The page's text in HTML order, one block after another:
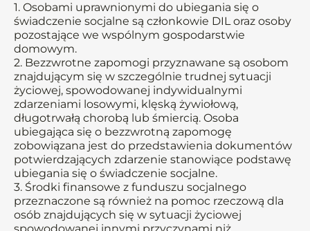
1. Osobami uprawnionymi do ubiegania się o
świadczenie socjalne są członkowie DIL oraz osoby
pozostające we wspólnym gospodarstwie
domowym.
2. Bezzwrotne zapomogi przyznawane są osobom
znajdującym się w szczególnie trudnej sytuacji
życiowej, spowodowanej indywidualnymi
zdarzeniami losowymi, klęską żywiołową,
długotrwałą chorobą lub śmiercią. Osoba
ubiegająca się o bezzwrotną zapomogę
zobowiązana jest do przedstawienia dokumentów
potwierdzających zdarzenie stanowiące podstawę
ubiegania się o świadczenie socjalne.
3. Środki finansowe z funduszu socjalnego
przeznaczone są również na pomoc rzeczową dla
osób znajdujących się w sytuacji życiowej